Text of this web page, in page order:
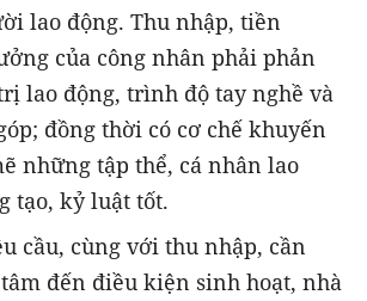
lao động. Thu nhập, tiền
của công nhân phải phản
lao động, trình độ tay nghề và
đồng thời có cơ chế khuyến
những tập thể, cá nhân lao
tạo, kỷ luật tốt.
cầu, cùng với thu nhập, cần
đến điều kiện sinh hoạt, nhà